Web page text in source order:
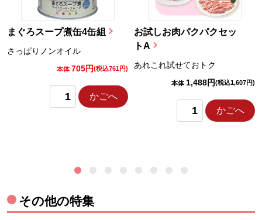
まぐろスープ煮缶4缶組
さっぱりノンオイル
本体 705円(税込761円)
かごへ
お試しお肉パクパクセッ
トA
あれこれ試せておトク
本体 1,488円(税込1,607円)
かごへ
その他の特集